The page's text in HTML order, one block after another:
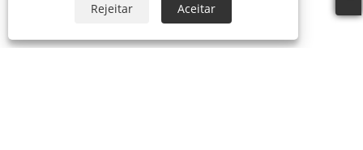
Rejeitar Aceitar